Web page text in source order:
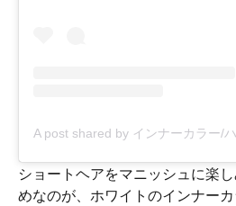
ショートヘアをマニッシュに楽
めなのが、ホワイトのインナー